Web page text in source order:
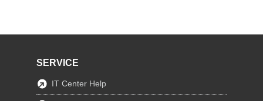
SERVICE
IT Center Help